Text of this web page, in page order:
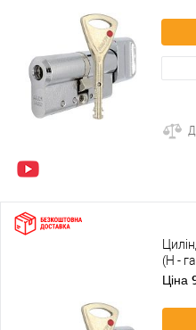
(H -
Ціна